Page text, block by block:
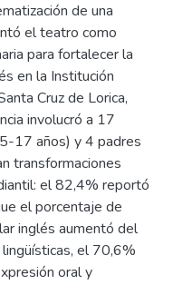
de una
el teatro como
para fortalecer la
en la Institución
Cruz de Lorica,
involucró a 17
17 años) y 4 padres
transformaciones
el 82,4% reportó
el porcentaje de
inglés aumentó del
el 70,6%
oral y